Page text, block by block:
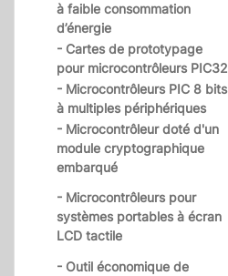
à faible consommation
d’énergie
- Cartes de prototypage
pour microcontrôleurs PIC32
- Microcontrôleurs PIC 8 bits
à multiples périphériques
- Microcontrôleur doté d'un
module cryptographique
embarqué
- Microcontrôleurs pour
systèmes portables à écran
LCD tactile
- Outil économique de